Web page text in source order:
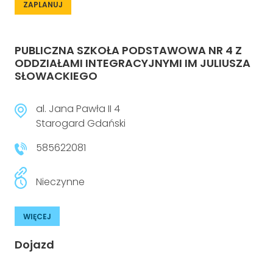
ZAPLANUJ
PUBLICZNA SZKOŁA PODSTAWOWA NR 4 Z
ODDZIAŁAMI INTEGRACYJNYMI IM JULIUSZA
SŁOWACKIEGO
al. Jana Pawła II 4
Starogard Gdański
585622081
Nieczynne
WIĘCEJ
Dojazd